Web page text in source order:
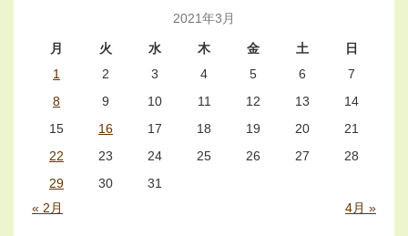
2021年3月
月 火 水 木 金 土 日
« 2月 4月 »
1 2 3 4 5 6
7
8
9 10 11 12 13
14
15
16 17 18 19 20
21
22
23 24 25 26 27
28
29
30 31